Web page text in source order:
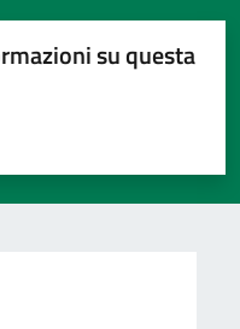
su questa
5